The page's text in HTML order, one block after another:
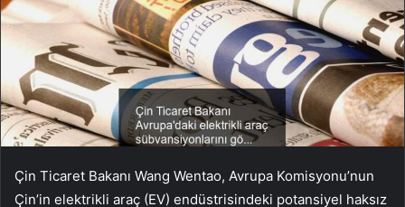
Çin Ticaret Bakanı Wang Wentao, Avrupa Komisyonu’nun
Çin’in elektrikli araç (EV) endüstrisindeki potansiyel haksız